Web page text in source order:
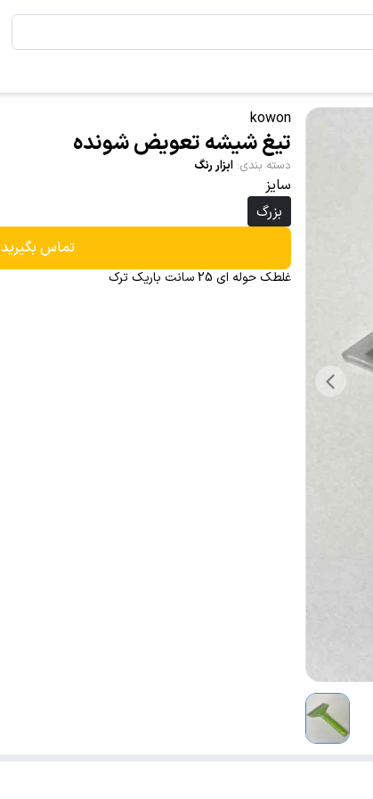
kowon
تیغ شیشه تعویض شونده
دسته بندی: ابزار رنگ
سایز
بزرگ
تماس بگیرید
غلطک حوله ای 25 سانت باریک ترک